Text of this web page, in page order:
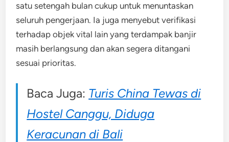
satu setengah bulan cukup untuk menuntaskan
seluruh pengerjaan. Ia juga menyebut verifikasi
terhadap objek vital lain yang terdampak banjir
masih berlangsung dan akan segera ditangani
sesuai prioritas.
Baca Juga: Turis China Tewas di
Hostel Canggu, Diduga
Keracunan di Bali